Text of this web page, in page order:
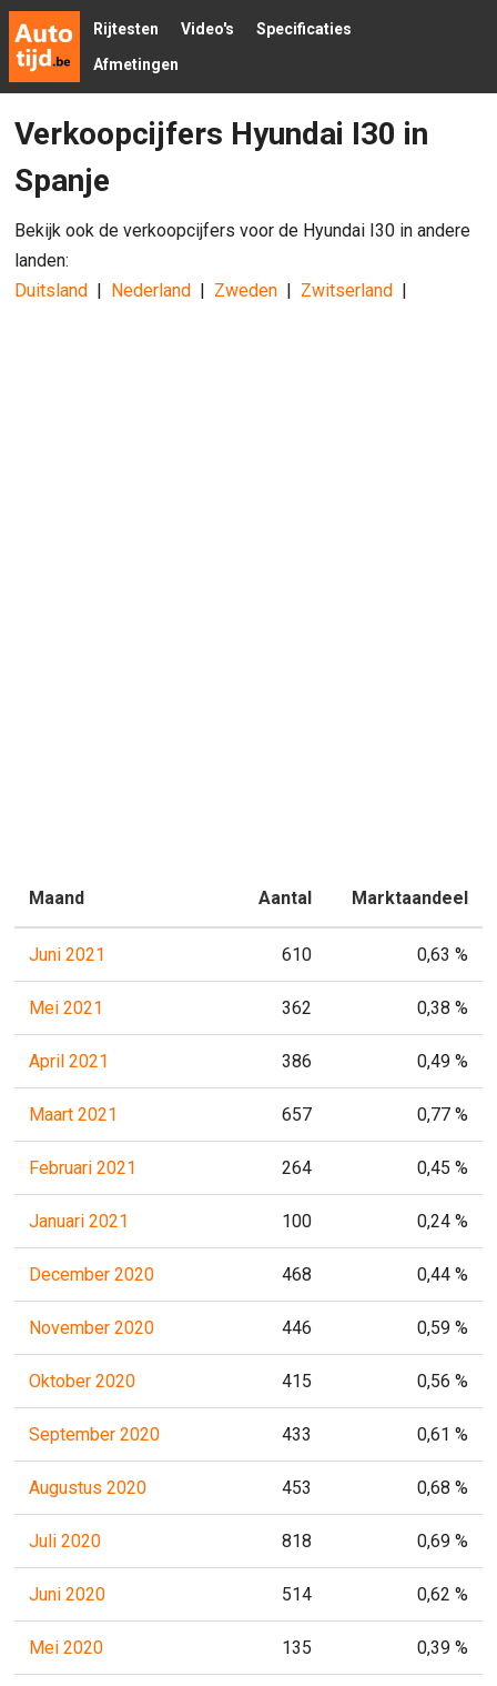
Rijtesten Video's
Specificaties
Afmetingen
Verkoopcijfers Hyundai I30 in
Spanje
Bekijk ook de verkoopcijfers voor de Hyundai I30 in andere
landen:
Duitsland | Nederland | Zweden | Zwitserland |
Maand Aantal Marktaandeel
Juni 2021 610 0,63 %
Mei 2021 362 0,38 %
April 2021 386 0,49 %
Maart 2021 657 0,77 %
Februari 2021 264 0,45 %
Januari 2021 100 0,24 %
December 2020 468 0,44 %
November 2020 446 0,59 %
Oktober 2020 415 0,56 %
September 2020 433 0,61 %
Augustus 2020 453 0,68 %
Juli 2020 818 0,69 %
Juni 2020 514 0,62 %
Mei 2020 135 0,39 %